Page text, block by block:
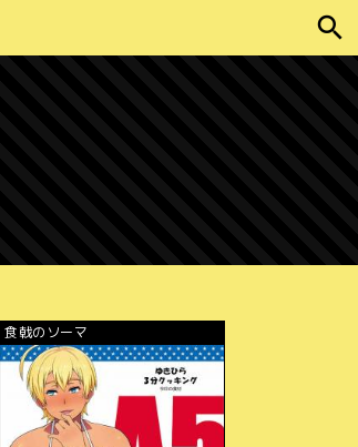
食戟のソーマ